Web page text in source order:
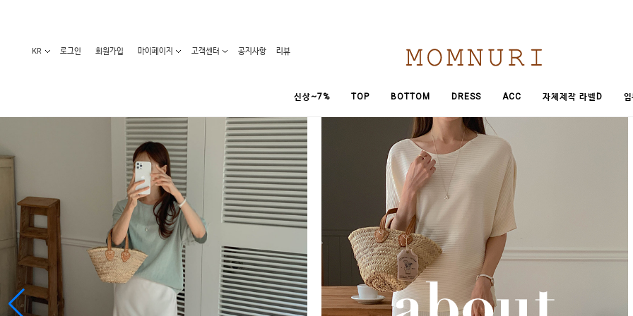
KR 로그인 회원가입 마이페이지 고객센터 공지사항 리뷰
신상~7% TOP BOTTOM DRESS ACC 자체제작 라벨D
오늘발송
세일50-80%
임산부화장품
원피스
블라우스/니트
티/나시
아우터
임산부하의
레깅스/스타킹
수유복
코디아이템
특가상품
홈웨어
요가복
수영복
언더웨어
앱특가